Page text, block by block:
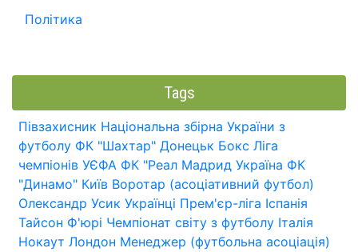
Політика
Tags
Півзахисник Національна збірна України з
футболу ФК "Шахтар" Донецьк Бокс Ліга
чемпіонів УЄФА ФК "Реал Мадрид Україна ФК
"Динамо" Київ Воротар (асоціативний футбол)
Олександр Усик Українці Прем'єр-ліга Іспанія
Тайсон Ф'юрі Чемпіонат світу з футболу Італія
Нокаут Лондон Менеджер (футбольна асоціація)